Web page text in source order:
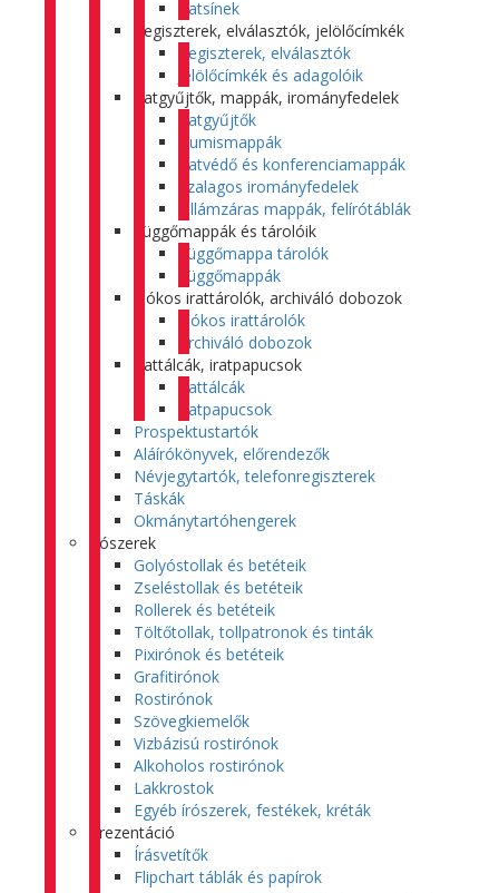
Iratsínek
Regiszterek, elválasztók, jelölőcímkék
Regiszterek, elválasztók
Jelölőcímkék és adagolóik
Iratgyűjtők, mappák, irományfedelek
Iratgyűjtők
Gumismappák
Iratvédő és konferenciamappák
Szalagos irományfedelek
Villámzáras mappák, felírótáblák
Függőmappák és tárolóik
Függőmappa tárolók
Függőmappák
Fiókos irattárolók, archiváló dobozok
Fiókos irattárolók
Archiváló dobozok
Irattálcák, iratpapucsok
Irattálcák
Iratpapucsok
Prospektustartók
Aláírókönyvek, előrendezők
Névjegytartók, telefonregiszterek
Táskák
Okmánytartóhengerek
Írószerek
Golyóstollak és betéteik
Zseléstollak és betéteik
Rollerek és betéteik
Töltőtollak, tollpatronok és tinták
Pixirónok és betéteik
Grafitirónok
Rostirónok
Szövegkiemelők
Vizbázisú rostirónok
Alkoholos rostirónok
Lakkrostok
Egyéb írószerek, festékek, kréták
Prezentáció
Írásvetítők
Flipchart táblák és papírok